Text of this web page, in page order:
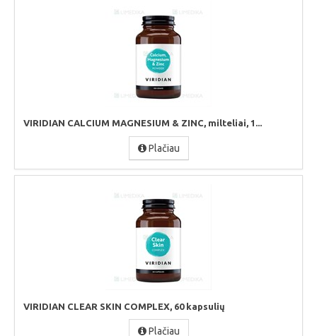
VIRIDIAN CALCIUM MAGNESIUM & ZINC, milteliai, 1...
Plačiau
VIRIDIAN CLEAR SKIN COMPLEX, 60 kapsulių
Plačiau